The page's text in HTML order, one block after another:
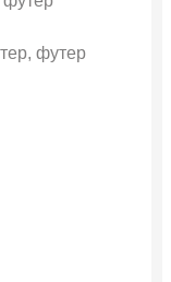
футер